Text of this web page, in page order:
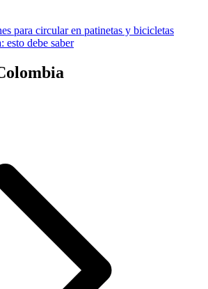
para circular en patinetas y bicicletas
esto debe saber